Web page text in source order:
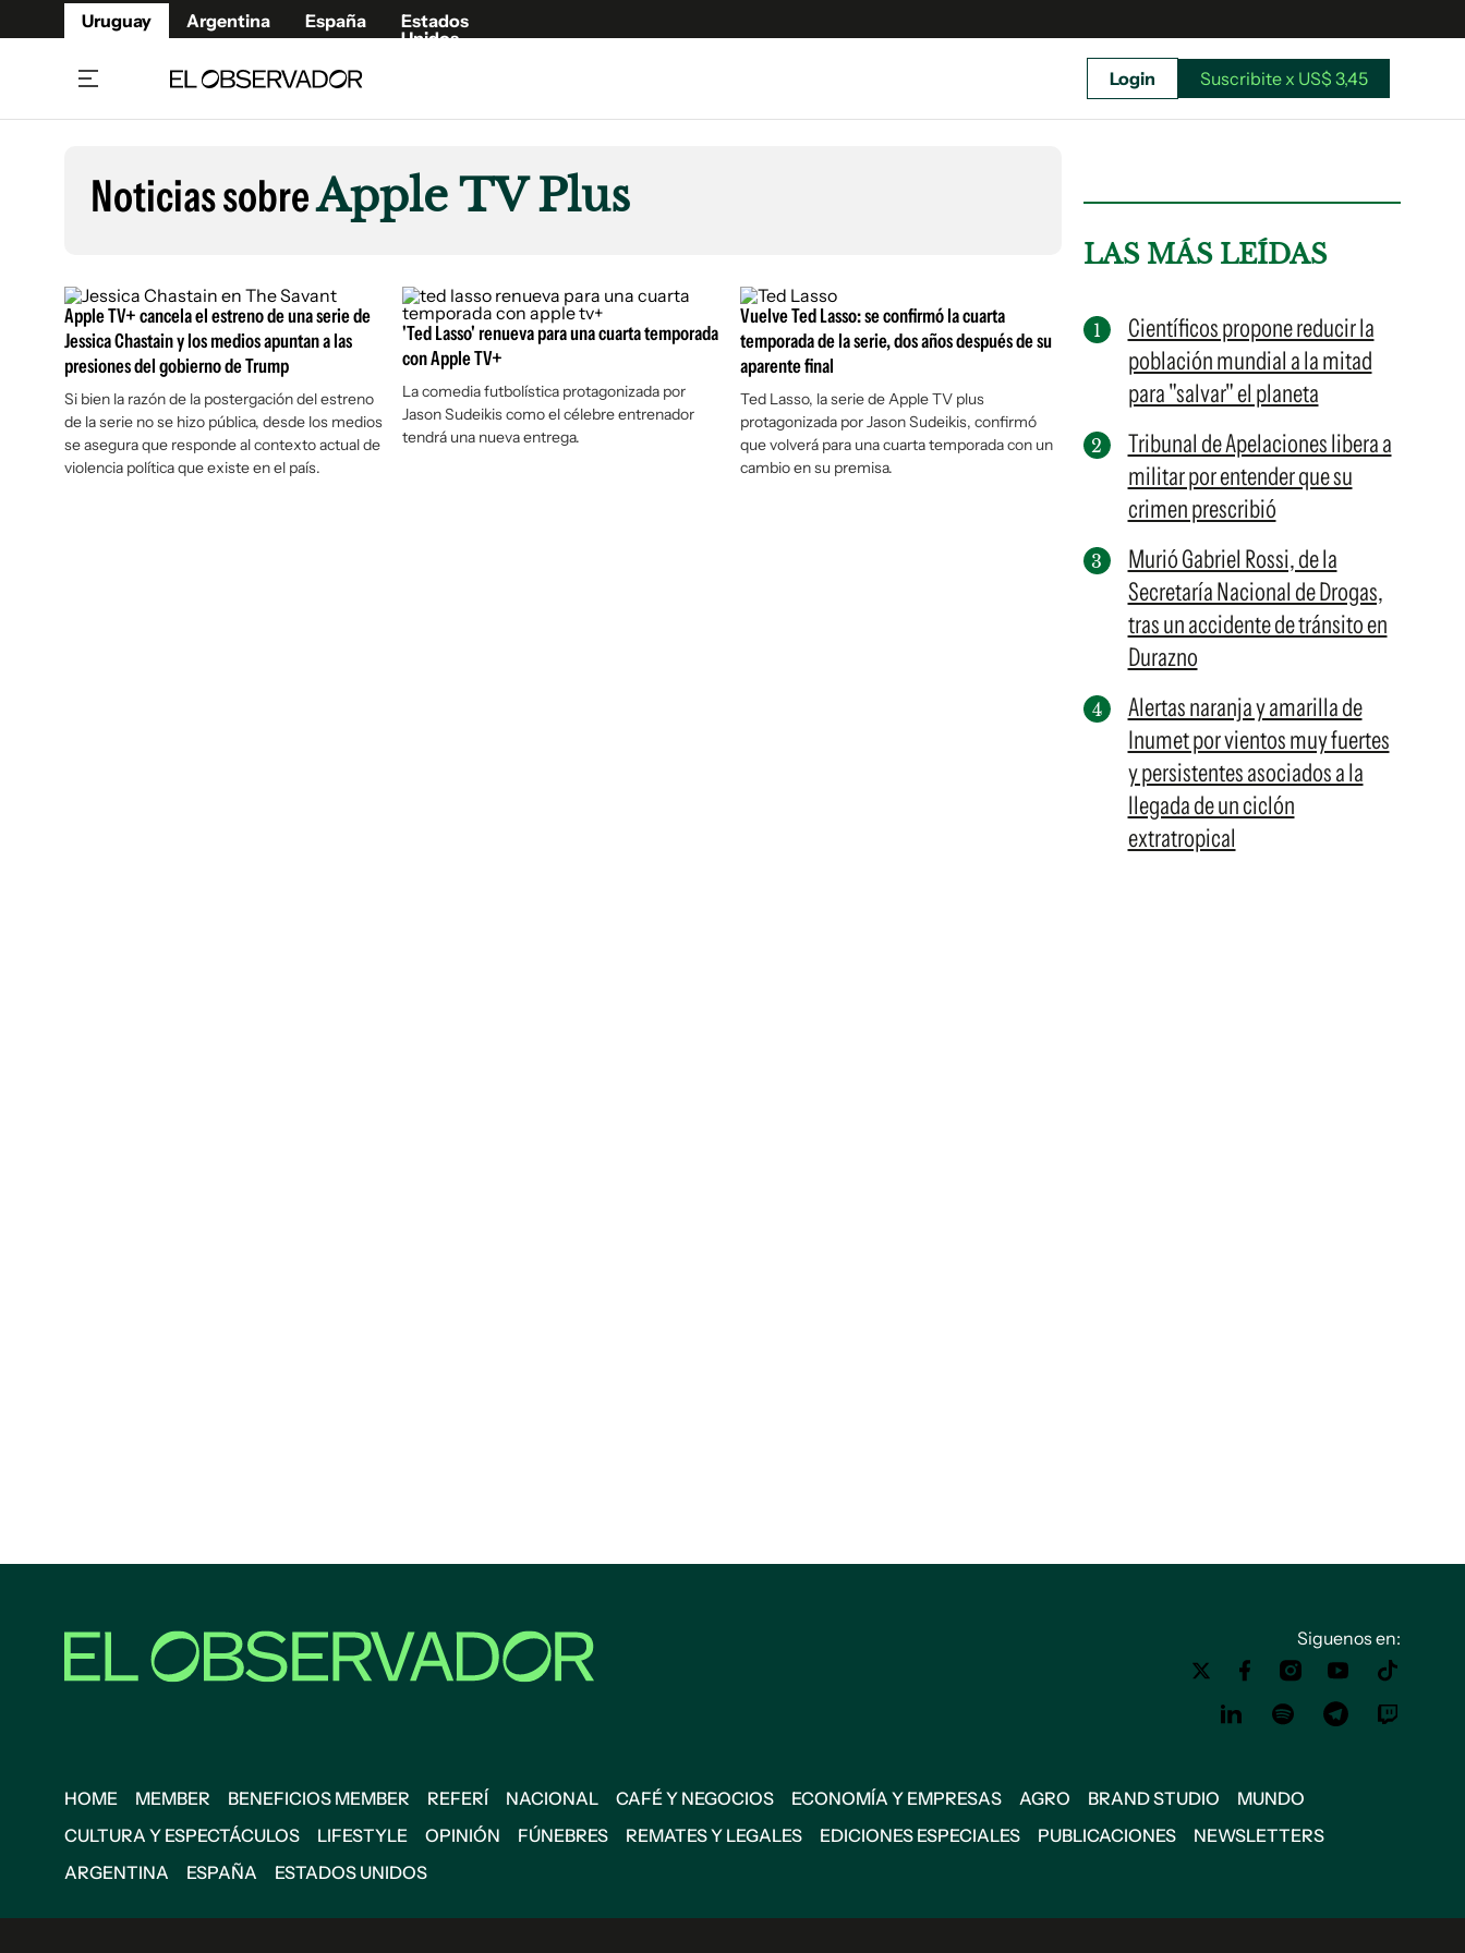
Uruguay Argentina España
Estados
Unidos
Beneficios Member
Café y Negocios
Economía y Empresas
Agro
Brand Studio
Mundo
Cultura y Espectáculos
Fúnebres
Publicaciones
Newsletters
Argentina
España
Estados Unidos
Suscribite x US$ 3,45
Login Suscribite x US$ 3,45
Noticias sobreApple TV Plus
Apple TV+ cancela el estreno de una serie de
Jessica Chastain y los medios apuntan a las
presiones del gobierno de Trump
Si bien la razón de la postergación del estreno
de la serie no se hizo pública, desde los medios
se asegura que responde al contexto actual de
violencia política que existe en el país.
'Ted Lasso' renueva para una cuarta temporada
con Apple TV+
La comedia futbolística protagonizada por
Jason Sudeikis como el célebre entrenador
tendrá una nueva entrega.
Vuelve Ted Lasso: se confirmó la cuarta
temporada de la serie, dos años después de su
aparente final
Ted Lasso, la serie de Apple TV plus
protagonizada por Jason Sudeikis, confirmó
que volverá para una cuarta temporada con un
cambio en su premisa.
LAS MÁS LEÍDAS
Científicos propone reducir la
población mundial a la mitad
para "salvar" el planeta
Tribunal de Apelaciones libera a
militar por entender que su
crimen prescribió
Murió Gabriel Rossi, de la
Secretaría Nacional de Drogas,
tras un accidente de tránsito en
Durazno
Alertas naranja y amarilla de
Inumet por vientos muy fuertes
y persistentes asociados a la
llegada de un ciclón
extratropical
Siguenos en:
HOME MEMBER BENEFICIOS MEMBER REFERÍ NACIONAL CAFÉ Y NEGOCIOS ECONOMÍA Y EMPRESAS AGRO BRAND STUDIO
MUNDO
CULTURA Y ESPECTÁCULOS
LIFESTYLE OPINIÓN FÚNEBRES REMATES Y LEGALES EDICIONES ESPECIALES PUBLICACIONES
NEWSLETTERS
ARGENTINA
ESPAÑA ESTADOS UNIDOS